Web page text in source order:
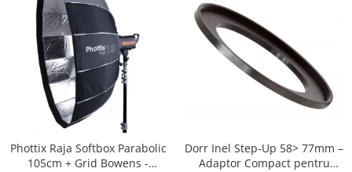
Phottix Raja Softbox Parabolic
105cm + Grid Bowens -
Dorr Inel Step-Up 58> 77mm –
Adaptor Compact pentru